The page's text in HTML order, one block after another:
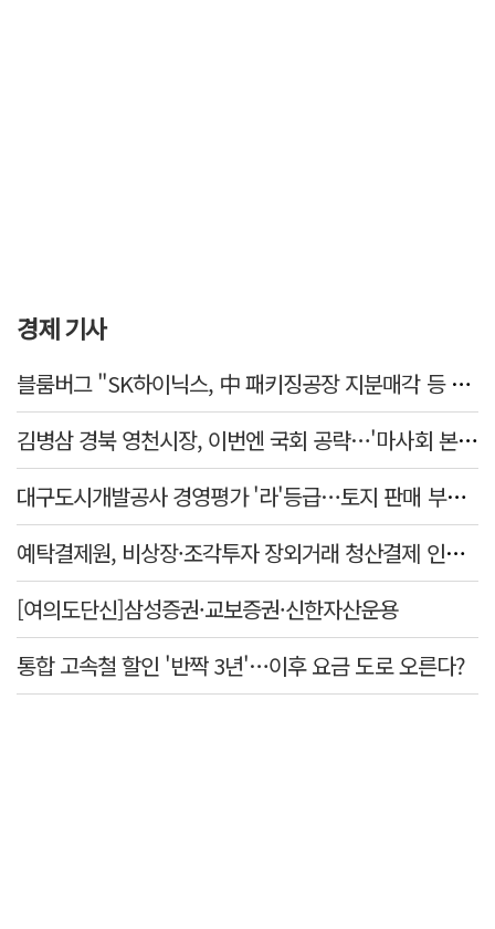
경제 기사
블룸버그 "SK하이닉스, 中 패키징공장 지분매각 등 검토"
김병삼 경북 영천시장, 이번엔 국회 공략…'마사회 본사 이전·광역교통망 확충' 요청
대구도시개발공사 경영평가 '라'등급…토지 판매 부진에 1년 만에 두 단계 '뚝'
예탁결제원, 비상장·조각투자 장외거래 청산결제 인프라 구축 착수…연내 가동
[여의도단신]삼성증권·교보증권·신한자산운용
통합 고속철 할인 '반짝 3년'…이후 요금 도로 오른다?